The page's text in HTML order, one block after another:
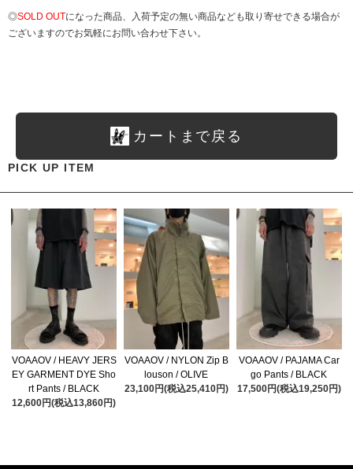
◎SOLD OUTになった商品、入荷予定の無い商品なども取り寄せできる場合が
ございますのでお気軽にお問い合わせ下さい。
カートまで戻る
PICK UP ITEM
VOAAOV / HEAVY JERS
EY GARMENT DYE Sho
rt Pants / BLACK
12,600円(税込13,860円)
VOAAOV / NYLON Zip B
louson / OLIVE
23,100円(税込25,410円)
VOAAOV / PAJAMA Car
go Pants / BLACK
17,500円(税込19,250円)